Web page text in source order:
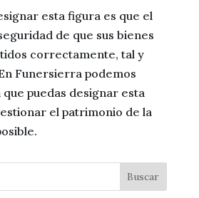
esta figura es que el
de que sus bienes
correctamente, tal y
Funersierra podemos
puedas designar esta
el patrimonio de la
Buscar